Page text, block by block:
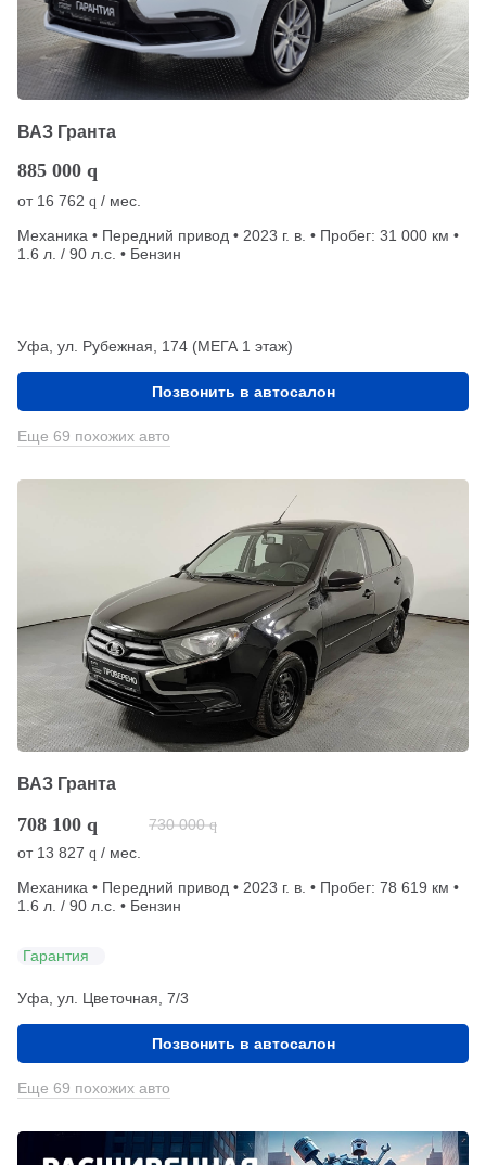
ВАЗ Гранта
885 000 q
от 16 762 q / мес.
Механика • Передний привод • 2023 г. в. • Пробег: 31 000 км •
1.6 л. / 90 л.с. • Бензин
Уфа, ул. Рубежная, 174 (МЕГА 1 этаж)
Позвонить в автосалон
Еще 69 похожих авто
ВАЗ Гранта
708 100 q 730 000 q
от 13 827 q / мес.
Механика • Передний привод • 2023 г. в. • Пробег: 78 619 км •
1.6 л. / 90 л.с. • Бензин
Гарантия
Уфа, ул. Цветочная, 7/3
Позвонить в автосалон
Еще 69 похожих авто